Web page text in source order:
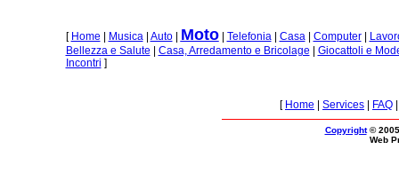
[ Home Musica| Auto| Moto| Telefonia| Casa| Computer|
Bellezza e Salute
Casa, Arredamento e Bricolage
Giocattoli e
Incontri ]
[ Home Services FAQ
Copyright©
Web